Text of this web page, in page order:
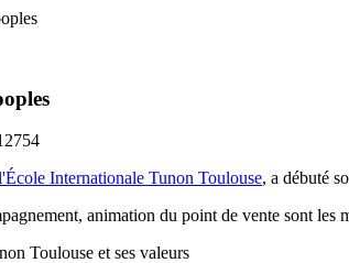
Internationale Tunon Toulouse, a débuté
animation du point de vente sont les
Toulouse et ses valeurs